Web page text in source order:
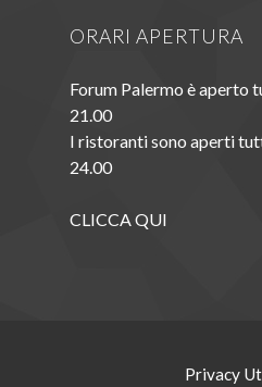
ORARI APERTURA
Forum Palermo è aperto
21.00
I ristoranti sono aperti
24.00
CLICCA QUI
Privacy